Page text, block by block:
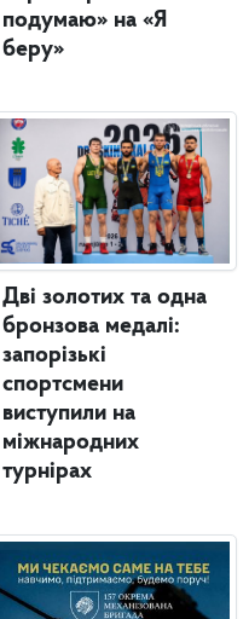
подумаю» на «Я
беру»
Дві золотих та одна
бронзова медалі:
запорізькі
спортсмени
виступили на
міжнародних
турнірах